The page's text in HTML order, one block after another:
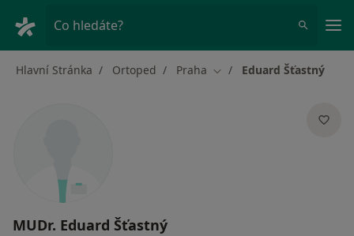
Co hledáte?
Hlavní Stránka Ortoped Praha Změna města
Eduard Šťastný
MUDr. Eduard Šťastný